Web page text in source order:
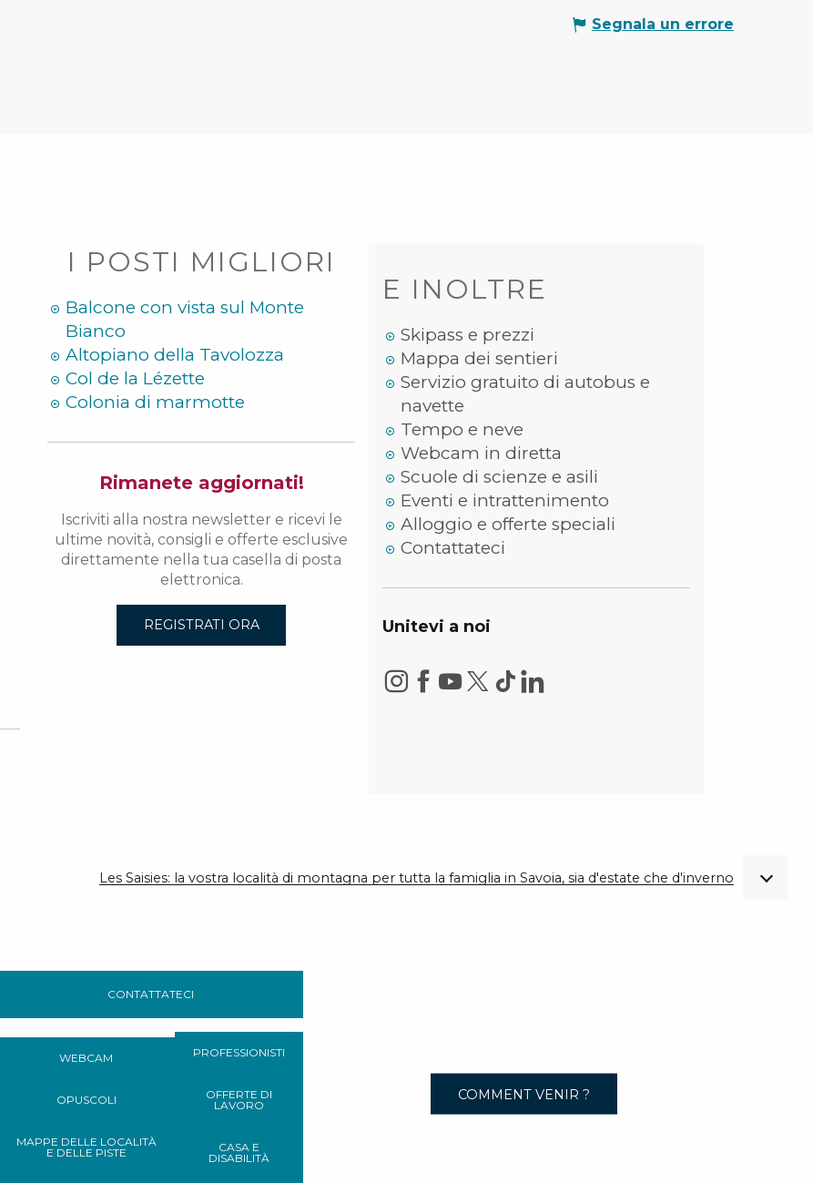
Segnala un errore
I POSTI MIGLIORI
Balcone con vista sul Monte
Bianco
Altopiano della Tavolozza
Col de la Lézette
Colonia di marmotte
Rimanete aggiornati!
Iscriviti alla nostra newsletter e ricevi le
ultime novità, consigli e offerte esclusive
direttamente nella tua casella di posta
elettronica.
REGISTRATI ORA
E INOLTRE
Skipass e prezzi
Mappa dei sentieri
Servizio gratuito di autobus e
navette
Tempo e neve
Webcam in diretta
Scuole di scienze e asili
Eventi e intrattenimento
Alloggio e offerte speciali
Contattateci
Unitevi a noi
Les Saisies: la vostra località di montagna per tutta la famiglia in Savoia, sia d'estate che d'inverno
CONTATTATECI
WEBCAM
OPUSCOLI
MAPPE DELLE LOCALITÀ
E DELLE PISTE
PROFESSIONISTI
OFFERTE DI
LAVORO
CASA E
DISABILITÀ
COMMENT VENIR ?